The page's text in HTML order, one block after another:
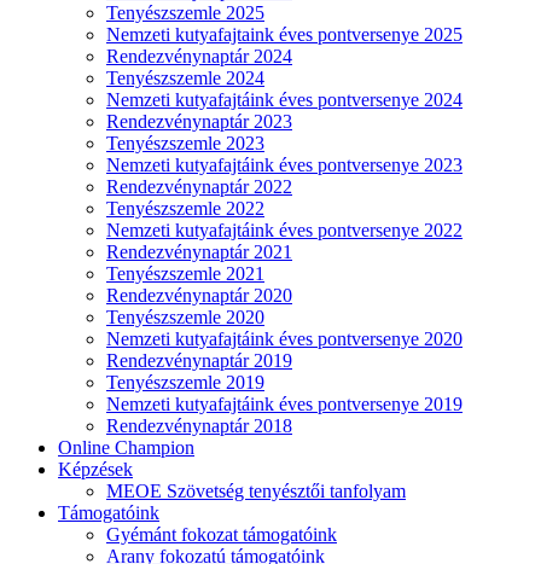
Tenyészszemle 2025
Nemzeti kutyafajtaink éves pontversenye 2025
Rendezvénynaptár 2024
Tenyészszemle 2024
Nemzeti kutyafajtáink éves pontversenye 2024
Rendezvénynaptár 2023
Tenyészszemle 2023
Nemzeti kutyafajtáink éves pontversenye 2023
Rendezvénynaptár 2022
Tenyészszemle 2022
Nemzeti kutyafajtáink éves pontversenye 2022
Rendezvénynaptár 2021
Tenyészszemle 2021
Rendezvénynaptár 2020
Tenyészszemle 2020
Nemzeti kutyafajtáink éves pontversenye 2020
Rendezvénynaptár 2019
Tenyészszemle 2019
Nemzeti kutyafajtáink éves pontversenye 2019
Rendezvénynaptár 2018
Online Champion
Képzések
MEOE Szövetség tenyésztői tanfolyam
Támogatóink
Gyémánt fokozat támogatóink
Arany fokozatú támogatóink